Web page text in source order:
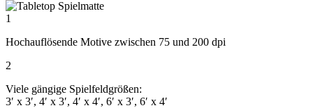
1
Hochauflösende Motive zwischen 75 und 200 dpi
2
Viele gängige Spielfeldgrößen:
3′ x 3′, 4′ x 3′, 4′ x 4′, 6′ x 3′, 6′ x 4′